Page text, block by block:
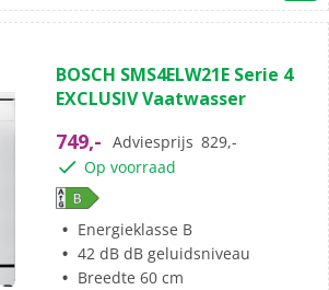
BOSCH SMS4ELW21E Serie 4
EXCLUSIV Vaatwasser
749,- Adviesprijs 829,-
Op voorraad
Energieklasse B
42 dB dB geluidsniveau
Breedte 60 cm